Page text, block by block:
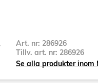
Art. nr: 286926
Tillv. art. nr: 286926
Se alla produkter inom